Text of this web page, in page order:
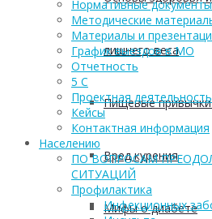
лишнего веса
Пищевые
Вред курения
Мифы о диабете
Нормативные
Методические
Материалы и
График выездов в МО
Отчетность
5 С
Проектная деятельность
Кейсы
Контактная информация
Населению
ПО ВОПРОСАМ
СИТУАЦИЙ
Профилактика
Инфекционных